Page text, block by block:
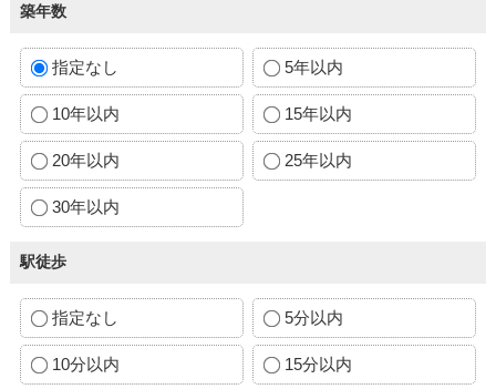
築年数
指定なし 5年以内
10年以内 15年以内
20年以内 25年以内
30年以内
駅徒歩
指定なし 5分以内
10分以内 15分以内